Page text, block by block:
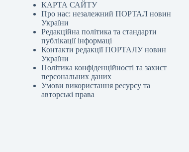
КАРТА САЙТУ
Про нас: незалежний ПОРТАЛ новин
України
Редакційна політика та стандарти
публікації інформаці
Контакти редакції ПОРТАЛУ новин
України
Політика конфіденційності та захист
персональних даних
Умови використання ресурсу та
авторські права